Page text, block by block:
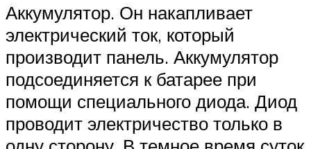
Аккумулятор. Он накапливает
электрический ток, который
производит панель. Аккумулятор
подсоединяется к батарее при
помощи специального диода. Диод
проводит электричество только в